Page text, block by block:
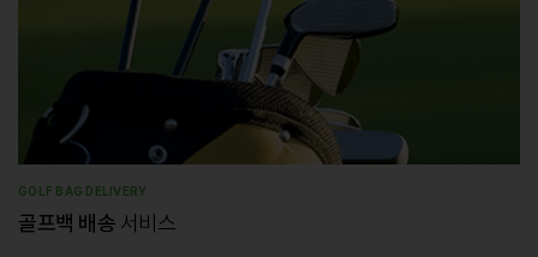
GOLF BAG DELIVERY
골프백 배송 서비스